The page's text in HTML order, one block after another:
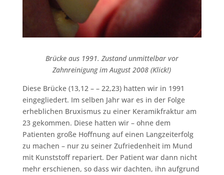
Brücke aus 1991. Zustand unmittelbar vor
Zahnreinigung im August 2008 (Klick!)
Diese Brücke (13,12 – – 22,23) hatten wir in 1991
eingegliedert. Im selben Jahr war es in der Folge
erheblichen Bruxismus zu einer Keramikfraktur am
23 gekommen. Diese hatten wir – ohne dem
Patienten große Hoffnung auf einen Langzeiterfolg
zu machen – nur zu seiner Zufriedenheit im Mund
mit Kunststoff repariert. Der Patient war dann nicht
mehr erschienen, so dass wir dachten, ihn aufgrund